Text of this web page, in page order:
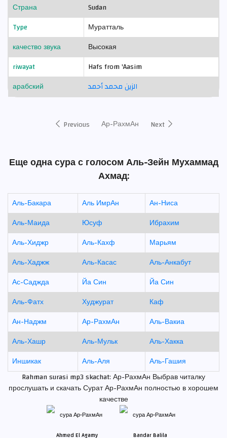
Страна
Sudan
Type
Муратталь
качество звука
Высокая
riwayat
Hafs from 'Aasim
арабский
الزين محمد أحمد
Previous Ар-РахмАн Next
Еще одна сура с голосом Аль-Зейн Мухаммад
Ахмад:
Аль-Бакара Аль ИмрАн
Ан-Ниса
Аль-Маида
Юсуф
Ибрахим
Аль-Хиджр
Аль-Кахф
Марьям
Аль-Хаджж
Аль-Касас
Аль-Анкабут
Ас-Саджда
Йа Син
Йа Син
Аль-Фатх
Худжурат
Каф
Ан-Наджм
Ар-РахмАн
Аль-Вакиа
Аль-Хашр
Аль-Мульк
Аль-Хакка
Иншикак
Аль-Аля
Аль-Гашия
Rahman surasi mp3 skachat: Ар-РахмАн Выбрав читалку
прослушать и скачать Сурат Ар-РахмАн полностью в хорошем
качестве